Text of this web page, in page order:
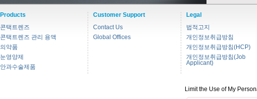
Products
콘택트렌즈
콘택트렌즈 관리 용액
의약품
눈영양제
안과수술제품
Customer Support
Contact Us
Global Offices
Legal
법적고지
개인정보취급방침
개인정보취급방침(HCP)
개인정보취급방침(Job
Applicant)
Limit the Use of My